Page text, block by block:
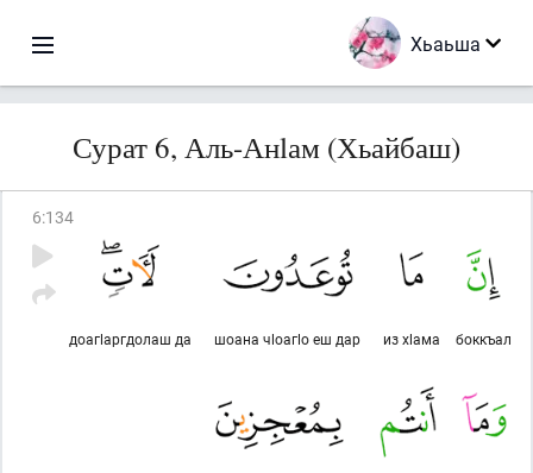
Хьаьша
Сурат 6, Аль-Анlам (Хьайбаш)
6:134
боккъал
из хlама
шоана чlоагlо еш дар
доагlаргдолаш да